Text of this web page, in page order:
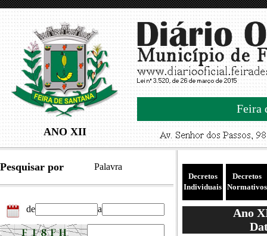
ANO XII
Feira
Pesquisar por Palavra
de a
Decretos
Individuais
Decretos
Normativos
Ano